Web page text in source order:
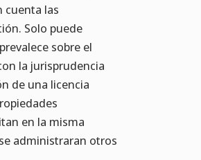
cuenta las
Solo puede
sobre el
la jurisprudencia
de una licencia
en la misma
administraran otros